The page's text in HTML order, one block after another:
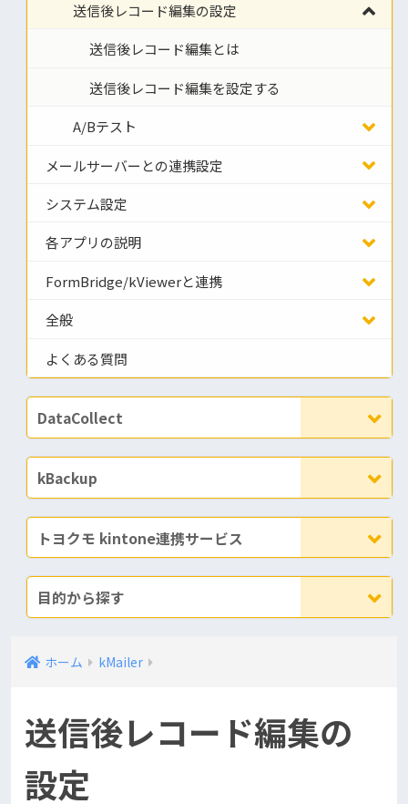
送信後レコード編集の設定
送信後レコード編集とは
送信後レコード編集を設定する
A/Bテスト
メールサーバーとの連携設定
システム設定
各アプリの説明
FormBridge/kViewerと連携
全般
よくある質問
DataCollect
kBackup
トヨクモ kintone連携サービス
目的から探す
ホーム kMailer
送信後レコード編集の
設定